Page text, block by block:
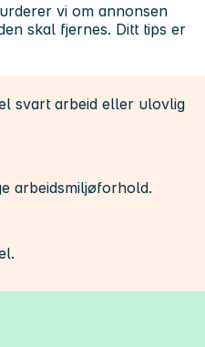
vi om annonsen
skal fjernes. Ditt tips er
svart arbeid eller ulovlig
arbeidsmiljøforhold.